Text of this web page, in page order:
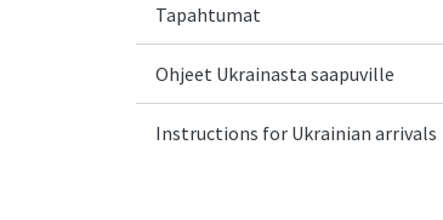
Tapahtumat
Ohjeet Ukrainasta saapuville
Instructions for Ukrainian arrivals